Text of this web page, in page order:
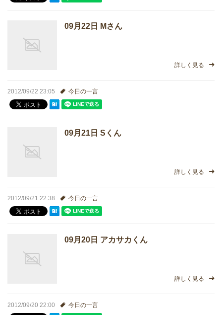
09月22日 Mさん
詳しく見る
2012/09/22 23:05 今日の一言
09月21日 Sくん
詳しく見る
2012/09/21 22:38 今日の一言
09月20日 アカサカくん
詳しく見る
2012/09/20 22:00 今日の一言